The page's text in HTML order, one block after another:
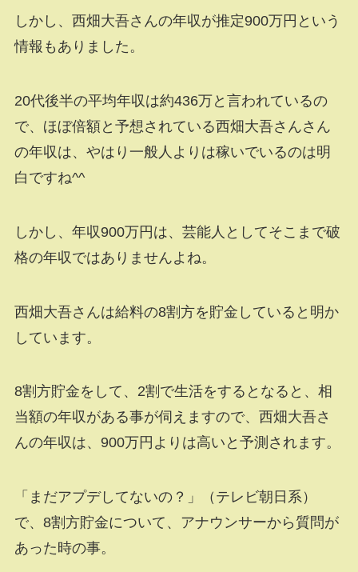
しかし、西畑大吾さんの年収が推定900万円という
情報もありました。
20代後半の平均年収は約436万と言われているの
で、ほぼ倍額と予想されている西畑大吾さんさん
の年収は、やはり一般人よりは稼いでいるのは明
白ですね^^
しかし、年収900万円は、芸能人としてそこまで破
格の年収ではありませんよね。
西畑大吾さんは給料の8割方を貯金していると明か
しています。
8割方貯金をして、2割で生活をするとなると、相
当額の年収がある事が伺えますので、西畑大吾さ
んの年収は、900万円よりは高いと予測されます。
「まだアプデしてないの？」（テレビ朝日系）
で、8割方貯金について、アナウンサーから質問が
あった時の事。